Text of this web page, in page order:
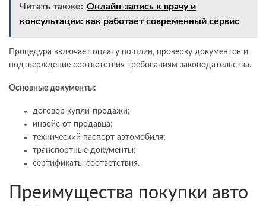
Читать также: Онлайн-запись к врачу и
консультации: как работает современный сервис
Процедура включает оплату пошлин, проверку документов и
подтверждение соответствия требованиям законодательства.
Основные документы:
договор купли-продажи;
инвойс от продавца;
технический паспорт автомобиля;
транспортные документы;
сертификаты соответствия.
Преимущества покупки авто